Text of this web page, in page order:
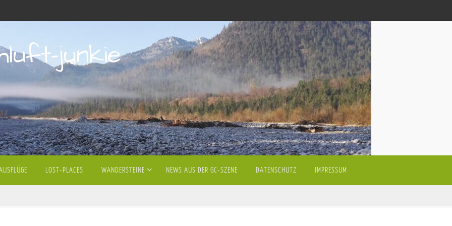
junkie
LOST-PLACES WANDERSTEINE NEWS AUS DER GC-SZENE DATENSCHUTZ IMPRESSUM